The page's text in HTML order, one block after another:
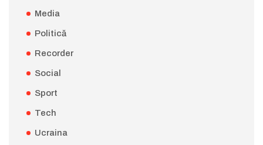
Media
Politică
Recorder
Social
Sport
Tech
Ucraina